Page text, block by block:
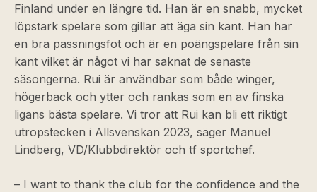
Finland under en längre tid. Han är en snabb, mycket
löpstark spelare som gillar att äga sin kant. Han har
en bra passningsfot och är en poängspelare från sin
kant vilket är något vi har saknat de senaste
säsongerna. Rui är användbar som både winger,
högerback och ytter och rankas som en av finska
ligans bästa spelare. Vi tror att Rui kan bli ett riktigt
utropstecken i Allsvenskan 2023, säger Manuel
Lindberg, VD/Klubbdirektör och tf sportchef.
– I want to thank the club for the confidence and the